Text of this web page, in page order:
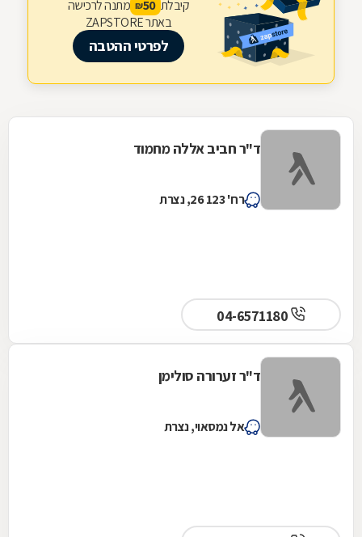
קיבלת 50
₪ מתנה לרכישה
באתר ZAPSTORE
לפרטי ההטבה
ד"ר חביב אללה מחמוד
רח' 123 26, נצרת
ד"ר זערורה סולימן
אל נמסאוי, נצרת